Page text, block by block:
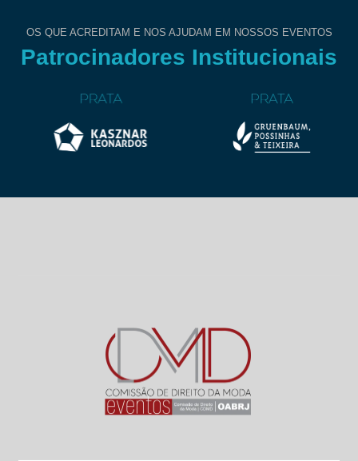
OS QUE ACREDITAM E NOS AJUDAM EM NOSSOS EVENTOS
Patrocinadores Institucionais